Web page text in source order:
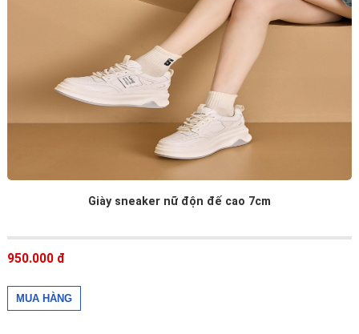
Giày sneaker nữ độn đế cao 7cm
950.000 đ